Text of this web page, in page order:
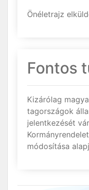
Önéletrajz
Fontos
Kizárólag
tagországok
jelentkezését
módosítása